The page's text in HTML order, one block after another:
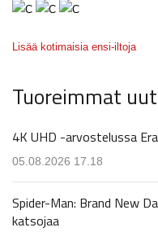
Lisää kotimaisia ensi-iltoja
Tuoreimmat
4K UHD -arvostelussa
05.08.2026 17.18
Spider-Man: Brand New
katsojaa